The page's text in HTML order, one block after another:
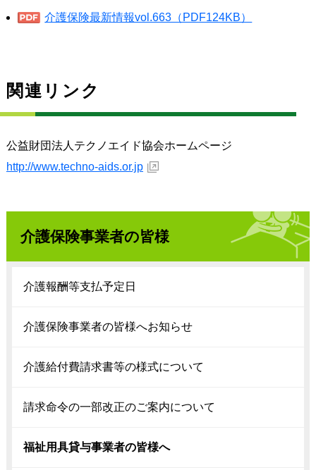
介護保険最新情報vol.663（PDF124KB）
関連リンク
公益財団法人テクノエイド協会ホームページ
http://www.techno-aids.or.jp
介護保険事業者の皆様
介護報酬等支払予定日
介護保険事業者の皆様へお知らせ
介護給付費請求書等の様式について
請求命令の一部改正のご案内について
福祉用具貸与事業者の皆様へ